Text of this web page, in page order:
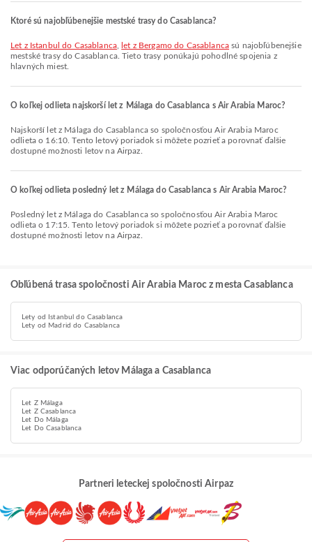
Ktoré sú najobľúbenejšie mestské trasy do Casablanca?
let z Istanbul do Casablanca, let z Bergamo do Casablancasú najobľúbenejšie
mestské trasy do Casablanca. Tieto trasy ponúkajú pohodlné spojenia z
hlavných miest.
O koľkej odlieta najskorší let z Málaga do Casablanca s Air Arabia Maroc?
Najskorší let z Málaga do Casablanca so spoločnosťou Air Arabia Maroc
odlieta o 16:10. Tento letový poriadok si môžete pozrieť a porovnať ďalšie
dostupné možnosti letov na Airpaz.
O koľkej odlieta posledný let z Málaga do Casablanca s Air Arabia Maroc?
Posledný let z Málaga do Casablanca so spoločnosťou Air Arabia Maroc
odlieta o 17:15. Tento letový poriadok si môžete pozrieť a porovnať ďalšie
dostupné možnosti letov na Airpaz.
Obľúbená trasa spoločnosti Air Arabia Maroc z mesta Casablanca
Lety od Istanbul do Casablanca
Lety od Madrid do Casablanca
Viac odporúčaných letov Málaga a Casablanca
Let Z Málaga
Let Z Casablanca
Let Do Málaga
Let Do Casablanca
Partneri leteckej spoločnosti Airpaz